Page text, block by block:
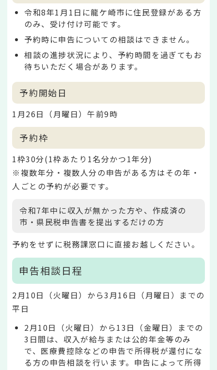
令和8年1月1日に龍ケ崎市に住民登録がある方
のみ、受け付け可能です。
予約時に申告についての相談はできません。
相談の進捗状況により、予約時間を過ぎてもお
待ちいただく場合があります。
予約開始日
1月26日（月曜日）午前9時
予約枠
1枠30分(1枠あたり1名分かつ1年分)
※複数年分・複数人分の申告がある方はその年・
人ごとの予約が必要です。
令和7年中に収入が無かった方や、作成済の
市・県民税申告書を提出するだけの方
予約をせずに税務課窓口に直接お越しください。
申告相談日程
2月10日（火曜日）から3月16日（月曜日）までの
平日
2月10日（火曜日）から13日（金曜日）までの
3日間は、収入が給与または公的年金等のみ
で、医療費控除などの申告で所得税が還付にな
る方の申告相談を行います。申告によって所得